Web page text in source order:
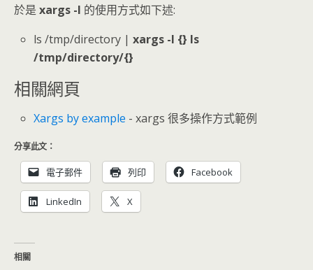
於是 xargs -I 的使用方式如下述:
ls /tmp/directory |xargs -I {} ls
/tmp/directory/{}
相關網頁
Xargs by example - xargs 很多操作方式範例
分享此文：
電子郵件 列印 Facebook
LinkedIn X
相關